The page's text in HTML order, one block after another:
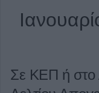
Σε ΚΕΠ ή